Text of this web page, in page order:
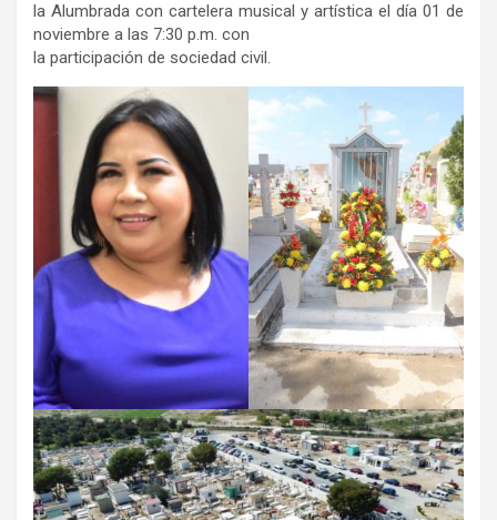
la Alumbrada con cartelera musical y artística el día 01 de
noviembre a las 7:30 p.m. con
la participación de sociedad civil.